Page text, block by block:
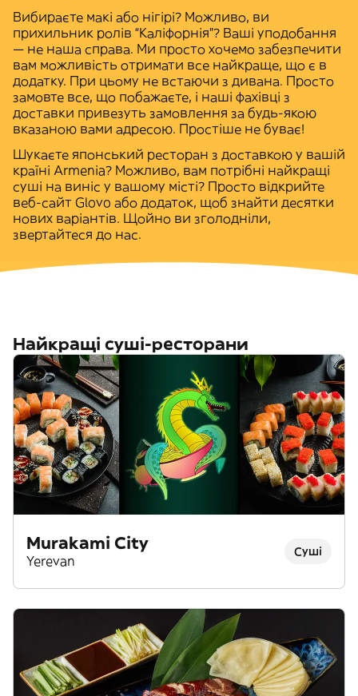
Вибираєте макі або нігірі? Можливо, ви
прихильник ролів “Каліфорнія”? Ваші уподобання
— не наша справа. Ми просто хочемо забезпечити
вам можливість отримати все найкраще, що є в
додатку. При цьому не встаючи з дивана. Просто
замовте все, що побажаєте, і наші фахівці з
доставки привезуть замовлення за будь-якою
вказаною вами адресою. Простіше не буває!
Шукаєте японський ресторан з доставкою у вашій
країні Armenia? Можливо, вам потрібні найкращі
суші на виніс у вашому місті? Просто відкрийте
веб-сайт Glovo або додаток, щоб знайти десятки
нових варіантів. Щойно ви зголодніли,
звертайтеся до нас.
Найкращі суші-ресторани
Murakami City
Yerevan
Суші